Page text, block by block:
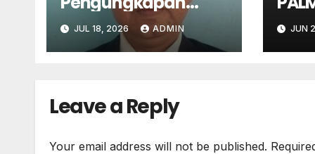
Kasus Jaksa Febri
Sejalan dengan
Semangat
JUL 18, 2026 ADMIN JUN
Leave a Reply
Your email address will not be published.